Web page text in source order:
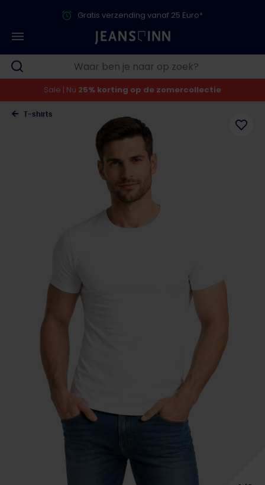
Gratis verzending vanaf 25 Euro*
Sale | Nu 25% korting op de zomercollectie
T-shirts